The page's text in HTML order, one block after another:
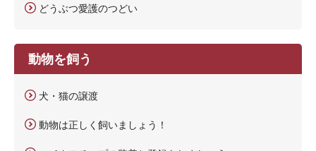
どうぶつ愛護のつどい
動物を飼う
犬・猫の譲渡
動物は正しく飼いましょう！